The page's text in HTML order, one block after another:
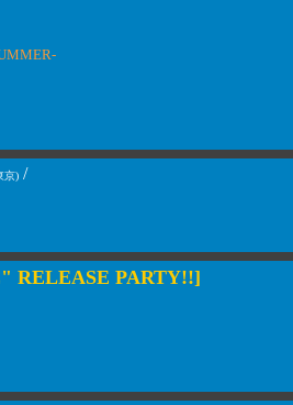
京) /
RELEASE PARTY!!]